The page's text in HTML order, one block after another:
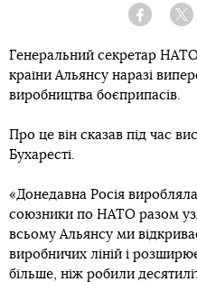
Facebook
Генеральний секретар
країни Альянсу наразі
виробництва боєприпасів.
Про це він сказав під час
Бухаресті.
«Донедавна Росія
союзники по НАТО разом
всьому Альянсу ми
виробничих ліній і
більше, ніж робили